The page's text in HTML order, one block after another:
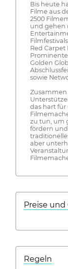
Bis heute
Filme aus
2500
und gehen
Red Carpet
Golden
sowie
Zusammen
das hart für
zu tun, um
fördern
aber
Preise
Regeln